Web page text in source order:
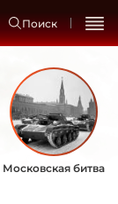
Поиск
Московская битва